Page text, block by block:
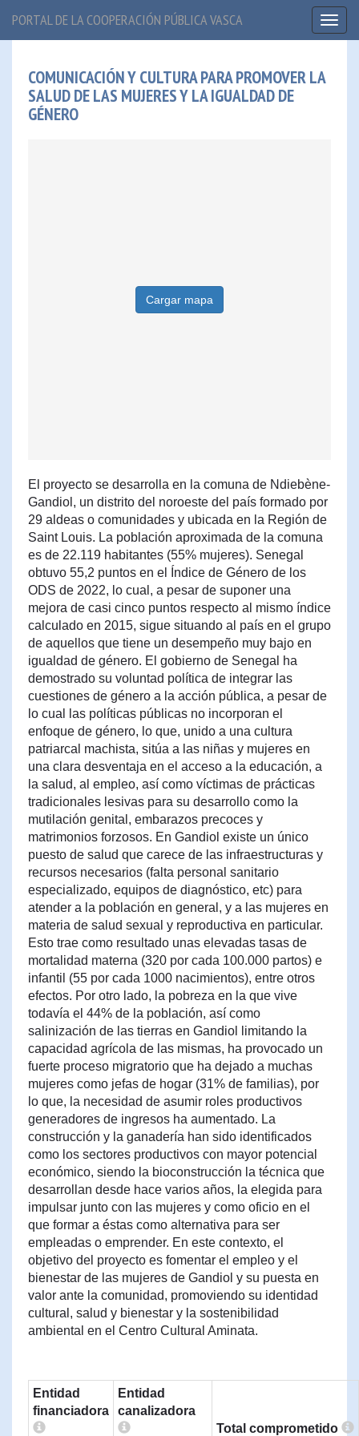
PORTAL DE LA COOPERACIÓN PÚBLICA VASCA
COMUNICACIÓN Y CULTURA PARA PROMOVER LA
SALUD DE LAS MUJERES Y LA IGUALDAD DE
GÉNERO
Cargar mapa
El proyecto se desarrolla en la comuna de Ndiebène-
Gandiol, un distrito del noroeste del país formado por
29 aldeas o comunidades y ubicada en la Región de
Saint Louis. La población aproximada de la comuna
es de 22.119 habitantes (55% mujeres). Senegal
obtuvo 55,2 puntos en el Índice de Género de los
ODS de 2022, lo cual, a pesar de suponer una
mejora de casi cinco puntos respecto al mismo índice
calculado en 2015, sigue situando al país en el grupo
de aquellos que tiene un desempeño muy bajo en
igualdad de género. El gobierno de Senegal ha
demostrado su voluntad política de integrar las
cuestiones de género a la acción pública, a pesar de
lo cual las políticas públicas no incorporan el
enfoque de género, lo que, unido a una cultura
patriarcal machista, sitúa a las niñas y mujeres en
una clara desventaja en el acceso a la educación, a
la salud, al empleo, así como víctimas de prácticas
tradicionales lesivas para su desarrollo como la
mutilación genital, embarazos precoces y
matrimonios forzosos. En Gandiol existe un único
puesto de salud que carece de las infraestructuras y
recursos necesarios (falta personal sanitario
especializado, equipos de diagnóstico, etc) para
atender a la población en general, y a las mujeres en
materia de salud sexual y reproductiva en particular.
Esto trae como resultado unas elevadas tasas de
mortalidad materna (320 por cada 100.000 partos) e
infantil (55 por cada 1000 nacimientos), entre otros
efectos. Por otro lado, la pobreza en la que vive
todavía el 44% de la población, así como
salinización de las tierras en Gandiol limitando la
capacidad agrícola de las mismas, ha provocado un
fuerte proceso migratorio que ha dejado a muchas
mujeres como jefas de hogar (31% de familias), por
lo que, la necesidad de asumir roles productivos
generadores de ingresos ha aumentado. La
construcción y la ganadería han sido identificados
como los sectores productivos con mayor potencial
económico, siendo la bioconstrucción la técnica que
desarrollan desde hace varios años, la elegida para
impulsar junto con las mujeres y como oficio en el
que formar a éstas como alternativa para ser
empleadas o emprender. En este contexto, el
objetivo del proyecto es fomentar el empleo y el
bienestar de las mujeres de Gandiol y su puesta en
valor ante la comunidad, promoviendo su identidad
cultural, salud y bienestar y la sostenibilidad
ambiental en el Centro Cultural Aminata.
Entidad
financiadora
Entidad
canalizadora
Total comprometido